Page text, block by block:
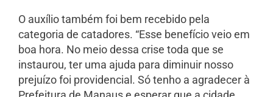
O auxílio também foi bem recebido pela
categoria de catadores. “Esse benefício veio em
boa hora. No meio dessa crise toda que se
instaurou, ter uma ajuda para diminuir nosso
prejuízo foi providencial. Só tenho a agradecer à